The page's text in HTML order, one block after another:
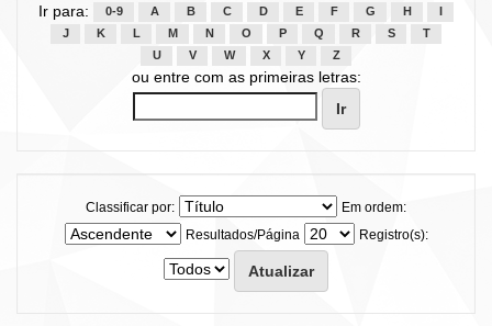
Ir para: 0-9 A B C D E F G H
J
K L M N O P Q R S
T
U
V W X Y Z
ou entre com as primeiras letras:
Classificar por:
Em ordem:
Resultados/Página
Registro(s):